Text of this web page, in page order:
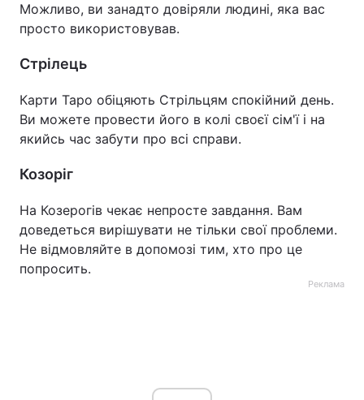
Можливо, ви занадто довіряли людині, яка вас
просто використовував.
Стрілець
Карти Таро обіцяють Стрільцям спокійний день.
Ви можете провести його в колі своєї сім'ї і на
якийсь час забути про всі справи.
Козоріг
На Козерогів чекає непросте завдання. Вам
доведеться вирішувати не тільки свої проблеми.
Не відмовляйте в допомозі тим, хто про це
попросить.
Реклама